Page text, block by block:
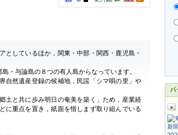
しているほか，関東・中部・関西・鹿児島・
・与論島の８つの有人島からなっています。
自然遺産登録の候補地，民謡「シマ唄の里」や
土と共に歩み明日の奄美を築く」ため，産業経
に重点を置き，紙面を惜しまず取り組んでいる